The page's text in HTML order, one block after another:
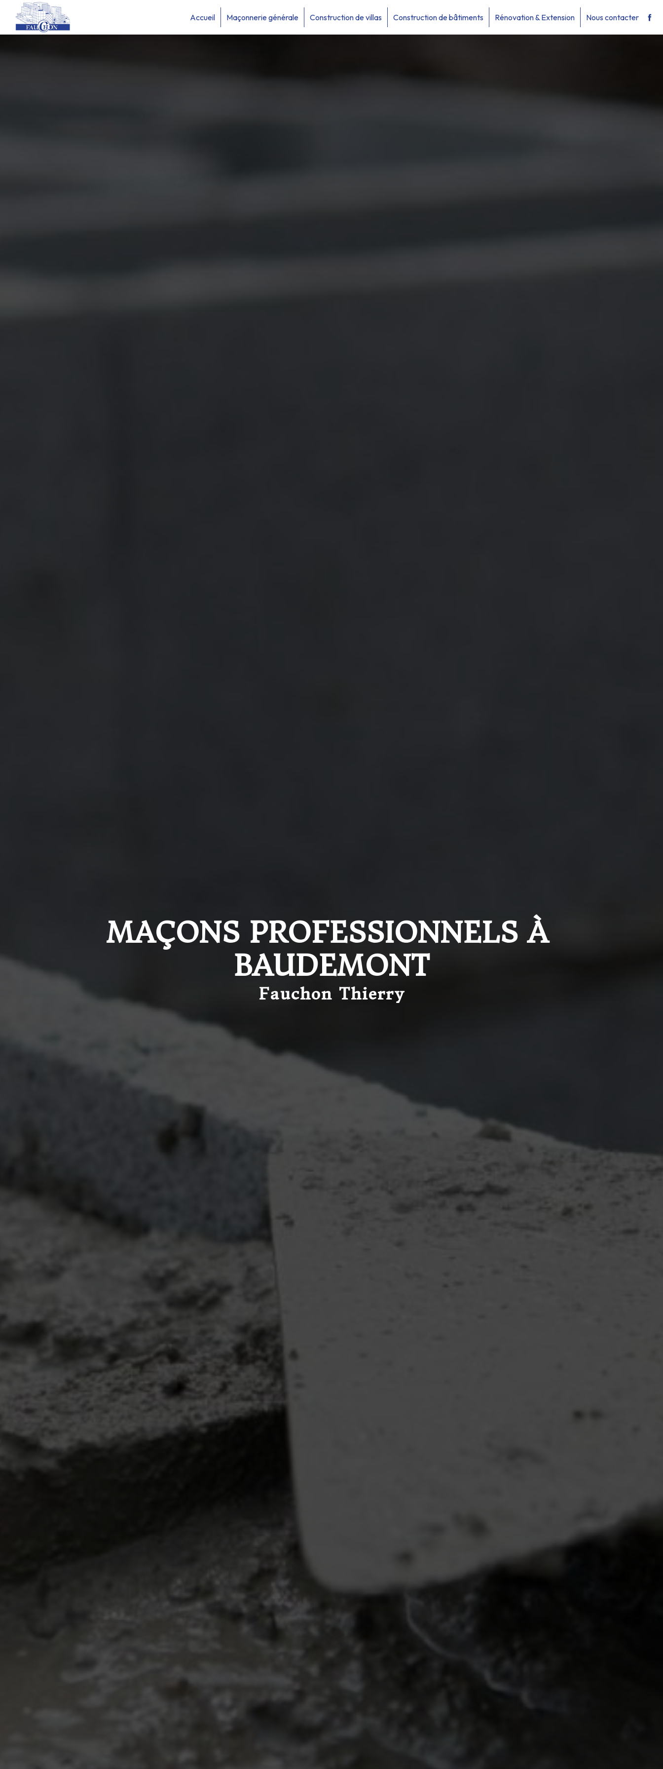
Accueil Maçonnerie générale Construction de villas Construction de bâtiments Rénovation & Extension Nous contacter
MAÇONS PROFESSIONNELS À
BAUDEMONT
Fauchon Thierry
Panneau de gestion des cookies